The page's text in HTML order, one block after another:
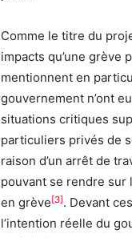
Comme le titre du
impacts qu’une grève
mentionnent en
gouvernement n’ont
situations critiques
particuliers privés de
raison d’un arrêt de
pouvant se rendre sur
en grève[3]. Devant
l’intention réelle du